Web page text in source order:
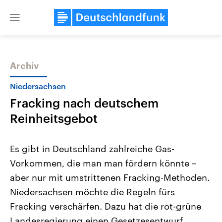
Close
Themen
Landtagswahl Sachsen-Anhalt
2026
Alle Informationen
Sachsen-Anhalt wählt am 6.
September 2026 einen neuen
Landtag. Seit 2021 wird das
Bundesland von einer Koalition aus
USA
Aktuelle Beiträge,
Hintergründe
Wirtschaftlich und
gehören die Vereinigten
den mächtigsten Ländern
mit großem Einfluss auf
Archiv
Niedersachsen
Fracking nach deutschem
Reinheitsgebot
Es gibt in Deutschland zahlreiche Gas-
Vorkommen, die man man fördern könnte –
aber nur mit umstrittenen Fracking-Methoden.
Niedersachsen möchte die Regeln fürs
Fracking verschärfen. Dazu hat die rot-grüne